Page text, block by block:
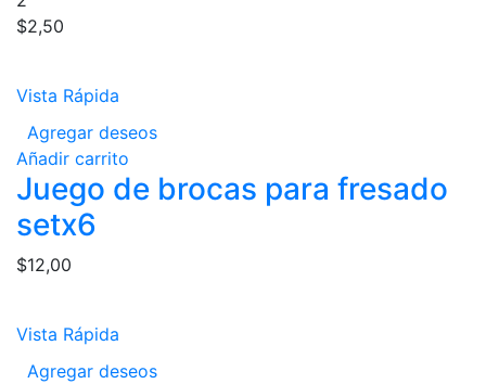
4.50
$2,50
Vista Rápida
Agregar deseos
Añadir carrito
Juego de brocas para fresado
setx6
$12,00
Vista Rápida
Agregar deseos